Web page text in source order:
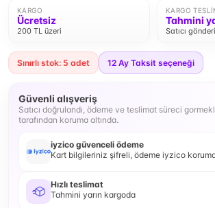
KARGO
Ücretsiz
200 TL üzeri
KARGO
Tahmini
Satıcı
Sınırlı stok: 5 adet 12 Ay Taksit seçeneği
Güvenli alışveriş
Satıcı doğrulandı, ödeme ve teslimat süreci
tarafından koruma altında.
iyzico güvenceli ödeme
Kart bilgileriniz şifreli, ödeme iyzico
Hızlı teslimat
Tahmini yarın kargoda